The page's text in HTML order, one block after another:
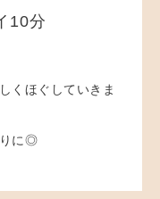
10分
くほぐしていきま
りに◎